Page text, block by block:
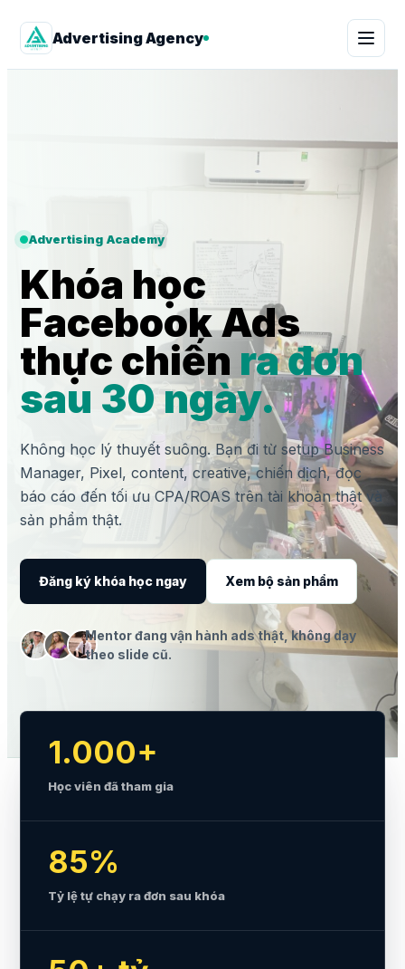
Advertising Agency
Advertising Academy
Khóa học
Facebook Ads
thực chiến ra đơn
sau 30 ngày.
Không học lý thuyết suông. Bạn đi từ setup Business
Manager, Pixel, content, creative, chiến dịch, đọc
báo cáo đến tối ưu CPA/ROAS trên tài khoản thật và
sản phẩm thật.
Đăng ký khóa học ngay Xem bộ sản phẩm
Mentor đang vận hành ads thật, không dạy
theo slide cũ.
1.000+
Học viên đã tham gia
85%
Tỷ lệ tự chạy ra đơn sau khóa